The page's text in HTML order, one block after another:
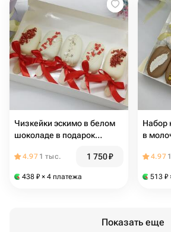
Чизкейки эскимо в белом
шоколаде в подарок
рождения
4.97 1 тыс. 1 750₽
438 ₽ × 4 платежа
Набор
в
подруге
4.97
513 ₽
Показать еще